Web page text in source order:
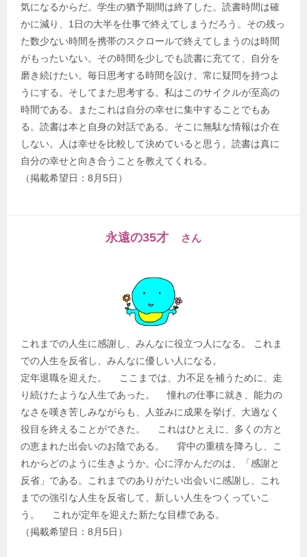
気になるからだ。学生の猶予期間は終了した。読書時間は確
かに減り、1日の大半を仕事で終えてしまうだろう。その残っ
た数少ない時間を携帯のスクロールで終えてしまうのは時間
がもったいない。その時間を少しでも読書に充てて、自分を
磨き続けたい。毎日思考する時間を設け、常に疑問を持つよ
うにする。そしてまた思考する。私はこのサイクルが至高の
時間である。またこれは自分の幸せに集中することでもあ
る。読書は本と自身の対話である。そこに無駄な情報は介在
しない。人は幸せを比較して決めていると思う。読書は真に
自分の幸せと向き合うことを教えてくれる。
（掲載希望日：8月5日）
永遠の35才 さん
これまでの人生に感謝し、みんなに役立つ人になる。 これま
での人生を反省し、みんなに優しい人になる。
定年退職を迎えた。 ここまでは、力不足を補うために、走
り続けたような人生であった。 憧れの仕事に就き、能力の
なさを嘆き苦しみながらも、人並みに成果を挙げ、大過なく
役目を終えることができた。 これはひとえに、多くの方と
の恵まれた出会いのお陰である。 背中の重積を降ろし、こ
れからどのように生きようか。心に浮かんだのは、「感謝と
反省」である。これまでのありがたい出会いに感謝し、これ
までの強引な人生を反省して、新しい人生をつくっていこ
う。 これが定年を迎えた新たな目標である。
（掲載希望日：8月5日）